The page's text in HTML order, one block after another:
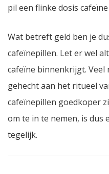
pil een flinke dosis
Wat betreft geld ben je
cafeïnepillen. Let er wel
cafeïne binnenkrijgt. Veel
gehecht aan het ritueel
cafeïnepillen goedkoper
om te in te nemen, is dus
tegelijk.